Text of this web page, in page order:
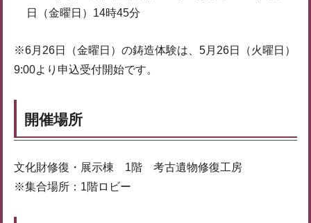
日（金曜日）14時45分
※6月26日（金曜日）の鋳造体験は、5月26日（火曜日）
9:00より申込受付開始です。
開催場所
文化財修復・展示棟 1階 考古遺物修復工房
※集合場所：1階ロビー